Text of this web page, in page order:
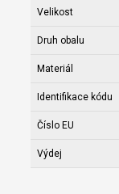
Velikost
Druh obalu
Materiál
Identifikace kódu
Číslo EU
Výdej